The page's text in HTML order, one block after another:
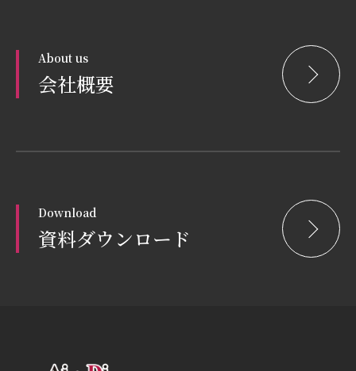
About us
会社概要
Download
資料ダウンロード